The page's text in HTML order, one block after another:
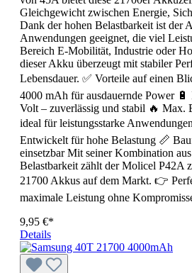
Gleichgewicht zwischen Energie,
Dank der hohen Belastbarkeit ist der
Anwendungen geeignet, die viel
Bereich E-Mobilität, Industrie oder
dieser Akku überzeugt mit stabiler
Lebensdauer. ✅ Vorteile auf einen
4000 mAh für ausdauernde Power 🔋
Volt – zuverlässig und stabil 🔥 Max.
ideal für leistungsstarke
Entwickelt für hohe Belastung 📏
einsetzbar Mit seiner Kombination
Belastbarkeit zählt der Molicel P42A
21700 Akkus auf dem Markt. 👉
maximale Leistung ohne
9,95 €*
Details